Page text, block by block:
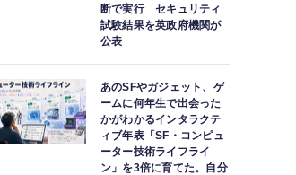
断で実行 セキュリティ
試験結果を英政府機関が
公表
あのSFやガジェット、ゲ
ームに何年生で出会った
かがわかるインタラクテ
ィブ年表「SF・コンピュ
ーター技術ライフライ
ン」を3倍に育てた。自分